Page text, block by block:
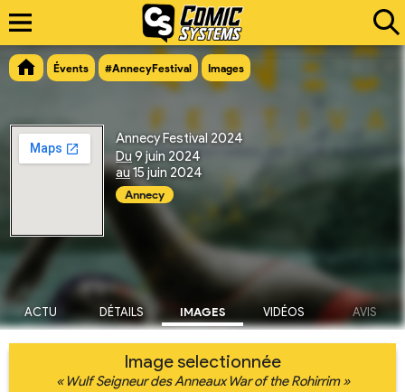
Évents #AnnecyFestival Images
Annecy Festival 2024
Du9 juin 2024
au15 juin 2024
Annecy
ACTU DÉTAILS IMAGES VIDÉOS AVIS
Image selectionnée
« Wulf Seigneur des Anneaux War of the Rohirrim »